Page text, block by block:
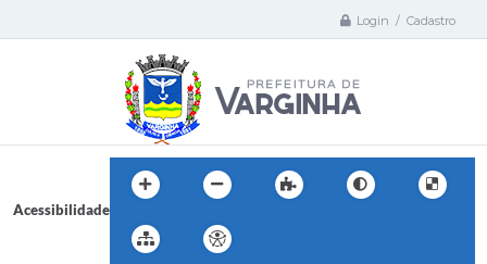
Login / Cadastro
Acessibilidade